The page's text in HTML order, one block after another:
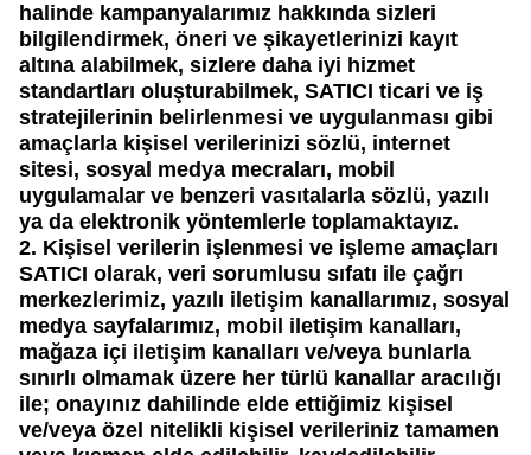
halinde kampanyalarımız hakkında sizleri
bilgilendirmek, öneri ve şikayetlerinizi kayıt
altına alabilmek, sizlere daha iyi hizmet
standartları oluşturabilmek, SATICI ticari ve iş
stratejilerinin belirlenmesi ve uygulanması gibi
amaçlarla kişisel verilerinizi sözlü, internet
sitesi, sosyal medya mecraları, mobil
uygulamalar ve benzeri vasıtalarla sözlü, yazılı
ya da elektronik yöntemlerle toplamaktayız.
2. Kişisel verilerin işlenmesi ve işleme amaçları
SATICI olarak, veri sorumlusu sıfatı ile çağrı
merkezlerimiz, yazılı iletişim kanallarımız, sosyal
medya sayfalarımız, mobil iletişim kanalları,
mağaza içi iletişim kanalları ve/veya bunlarla
sınırlı olmamak üzere her türlü kanallar aracılığı
ile; onayınız dahilinde elde ettiğimiz kişisel
ve/veya özel nitelikli kişisel verileriniz tamamen